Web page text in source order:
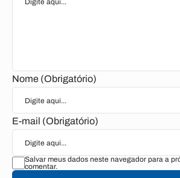
Nome (Obrigatório)
E-mail (Obrigatório)
Salvar meus dados neste navegador para a
comentar.